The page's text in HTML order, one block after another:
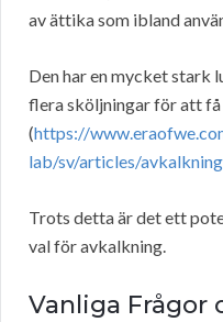
av ättika som ibland
Den har en mycket stark
flera sköljningar för att
(https://
lab/sv/articles/
Trots detta är det ett
val för avkalkning.
Vanliga Frågor